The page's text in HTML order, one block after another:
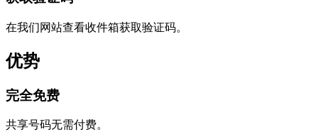
在我们网站查看收件箱获取验证码。
优势
完全免费
共享号码无需付费。